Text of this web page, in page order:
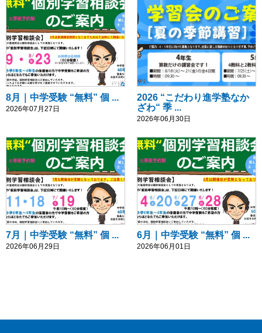
8月｜中学受験 “無料” 個 ...
2026年07月27日
2026 “こだわり進学塾なか
ざわ“ 季 ...
2026年06月30日
7月｜中学受験 “無料” 個 ...
2026年06月29日
6月｜中学受験 “無料” 個 ...
2026年06月01日